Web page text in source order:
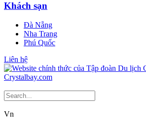
Khách sạn
Đà Nẵng
Nha Trang
Phú Quốc
Liên hệ
Vn